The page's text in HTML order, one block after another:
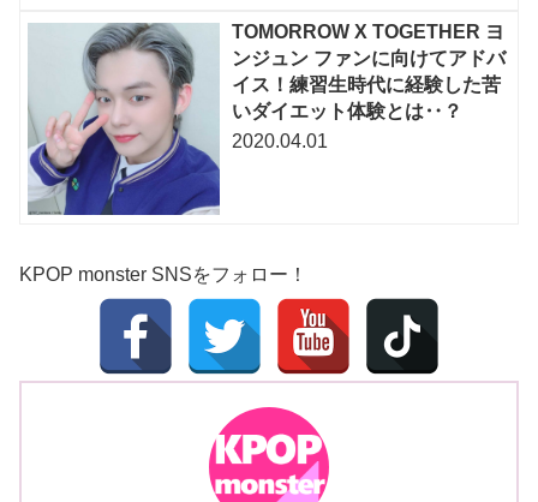
TOMORROW X TOGETHER ヨ
ンジュン ファンに向けてアドバ
イス！練習生時代に経験した苦
いダイエット体験とは‥？
2020.04.01
KPOP monster SNSをフォロー！